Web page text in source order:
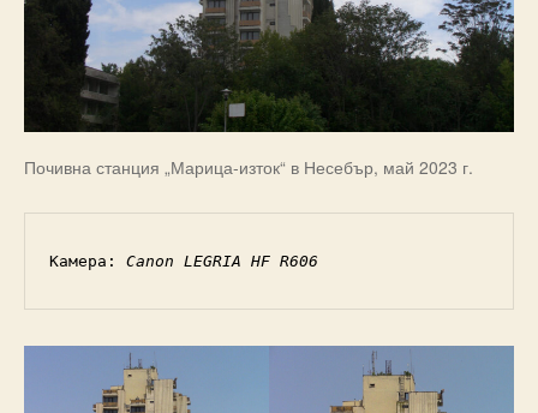
Почивна станция „Марица-изток“ в Несебър, май 2023 г.
Камера: Canon LEGRIA HF R606